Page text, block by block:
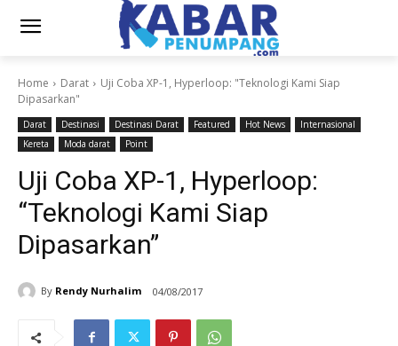
Home Darat
Uji Coba XP-1, Hyperloop: "Teknologi Kami Siap
Dipasarkan"
Darat Destinasi Destinasi Darat Featured Hot News
Internasional
Kereta
Moda darat Point
Uji Coba XP-1, Hyperloop:
“Teknologi Kami Siap
Dipasarkan”
By Rendy Nurhalim 04/08/2017